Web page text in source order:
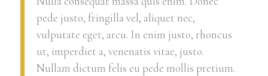
pede justo, fringilla vel, aliquet nec,
vulputate eget, arcu. In enim justo, rhoncus
ut, imperdiet a, venenatis vitae, justo.
Nullam dictum felis eu pede mollis pretium.